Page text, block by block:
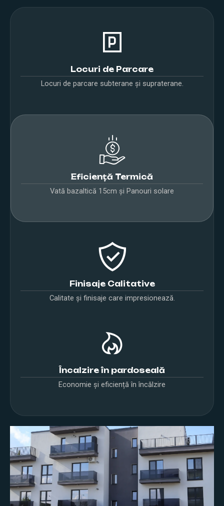
Locuri de Parcare
Locuri de parcare subterane și supraterane.
Eficiență Termică
Vată bazaltică 15cm și Panouri solare
Finisaje Calitative
Calitate și finisaje care impresionează.
Încalzire în pardoseală
Economie și eficiență în încălzire